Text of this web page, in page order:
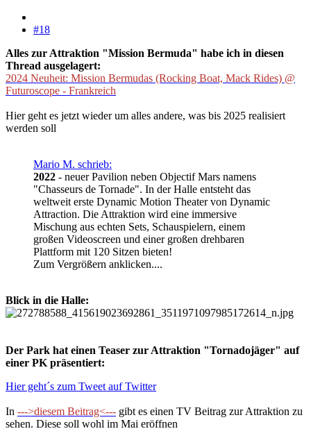
#18
Alles zur Attraktion "Mission Bermuda" habe ich in diesen
Thread ausgelagert:
2024 Neuheit: Mission Bermudas (Rocking Boat, Mack Rides) @
Futuroscope - Frankreich
Hier geht es jetzt wieder um alles andere, was bis 2025 realisiert
werden soll
Mario M. schrieb:
2022 - neuer Pavilion neben Objectif Mars namens
"Chasseurs de Tornade". In der Halle entsteht das
weltweit erste Dynamic Motion Theater von Dynamic
Attraction. Die Attraktion wird eine immersive
Mischung aus echten Sets, Schauspielern, einem
großen Videoscreen und einer großen drehbaren
Plattform mit 120 Sitzen bieten!
Zum Vergrößern anklicken....
Blick in die Halle:
Der Park hat einen Teaser zur Attraktion "Tornadojäger" auf
einer PK präsentiert:
Hier geht´s zum Tweet auf Twitter
In --->diesem Beitrag<--- gibt es einen TV Beitrag zur Attraktion zu
sehen. Diese soll wohl im Mai eröffnen